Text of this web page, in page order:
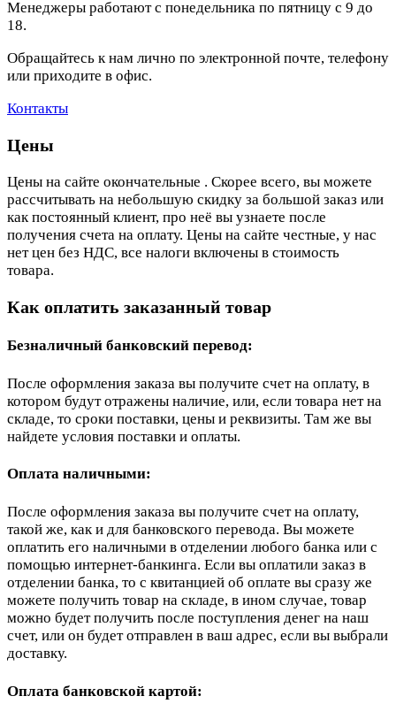
Менеджеры работают с понедельника по пятницу с 9 до
18.
Обращайтесь к нам лично по электронной почте, телефону
или приходите в офис.
Контакты
Цены
Цены на сайте окончательные . Скорее всего, вы можете
рассчитывать на небольшую скидку за большой заказ или
как постоянный клиент, про неё вы узнаете после
получения счета на оплату. Цены на сайте честные, у нас
нет цен без НДС, все налоги включены в стоимость
товара.
Как оплатить заказанный товар
Безналичный банковский перевод:
После оформления заказа вы получите счет на оплату, в
котором будут отражены наличие, или, если товара нет на
складе, то сроки поставки, цены и реквизиты. Там же вы
найдете условия поставки и оплаты.
Оплата наличными:
После оформления заказа вы получите счет на оплату,
такой же, как и для банковского перевода. Вы можете
оплатить его наличными в отделении любого банка или с
помощью интернет-банкинга. Если вы оплатили заказ в
отделении банка, то с квитанцией об оплате вы сразу же
можете получить товар на складе, в ином случае, товар
можно будет получить после поступления денег на наш
счет, или он будет отправлен в ваш адрес, если вы выбрали
доставку.
Оплата банковской картой: